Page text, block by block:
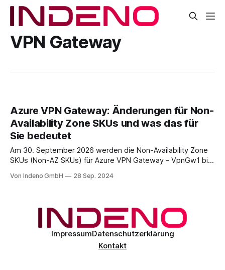
VPN Gateway
Azure VPN Gateway: Änderungen für Non-
Availability Zone SKUs und was das für
Sie bedeutet
Am 30. September 2026 werden die Non-Availability Zone
SKUs (Non-AZ SKUs) für Azure VPN Gateway – VpnGw1 bis
Unternehmen, insbesondere kleinere bis mittlere Kunden,
Entscheidung resultiert aus
Von Indeno GmbH 28 Sep. 2024
ImpressumDatenschutzerklärung
Kontakt